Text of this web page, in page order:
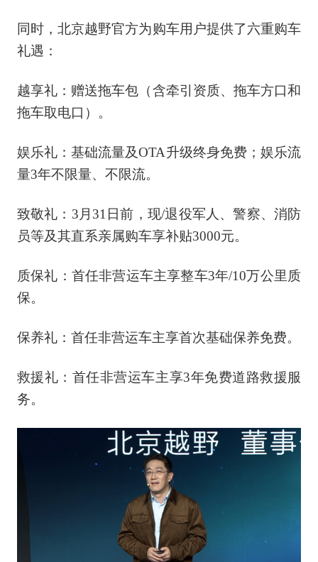
同时，北京越野官方为购车用户提供了六重购车
礼遇：
越享礼：赠送拖车包（含牵引资质、拖车方口和
拖车取电口）。
娱乐礼：基础流量及OTA升级终身免费；娱乐流
量3年不限量、不限流。
致敬礼：3月31日前，现/退役军人、警察、消防
员等及其直系亲属购车享补贴3000元。
质保礼：首任非营运车主享整车3年/10万公里质
保。
保养礼：首任非营运车主享首次基础保养免费。
救援礼：首任非营运车主享3年免费道路救援服
务。